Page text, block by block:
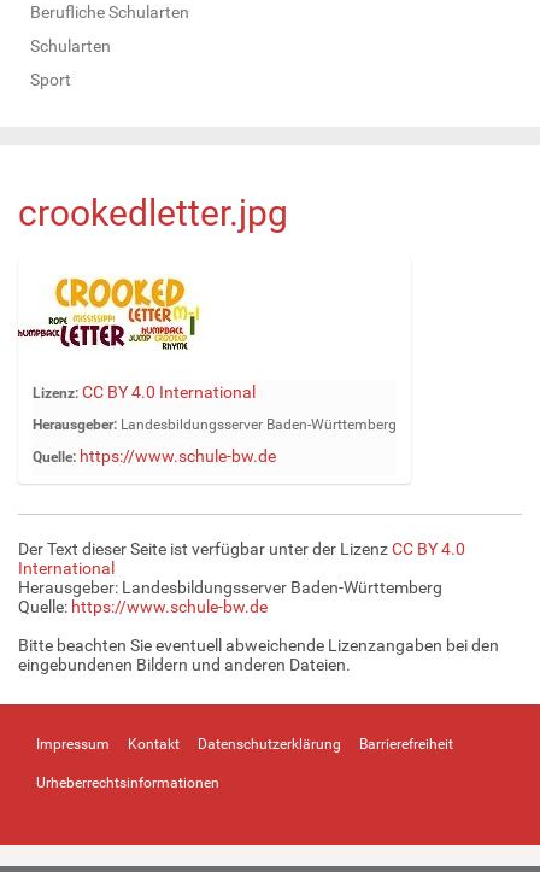
Berufliche Schularten
Schularten
Sport
crookedletter.jpg
Z
e
g
e
B
l
d
i
v
l
e
ö
Lizenz: CC BY 4.0 International
Herausgeber: Landesbildungsserver Baden-Württemberg
Quelle: https://www.schule-bw.de
Der Text dieser Seite ist verfügbar unter der LizenzCC BY 4.0
International
Herausgeber: Landesbildungsserver Baden-Württemberg
Quelle: https://www.schule-bw.de
Bitte beachten Sie eventuell abweichende Lizenzangaben bei den
eingebundenen Bildern und anderen Dateien.
Impressum Kontakt Datenschutzerklärung Barrierefreiheit
Urheberrechtsinformationen